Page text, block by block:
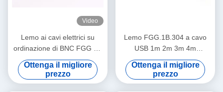
Video
Lemo ai cavi elettrici su
ordinazione di BNC FGG 0B
1B 2B 3B al maschio di BNC
ed al cavo femminile
Ottenga il migliore
prezzo
Lemo FGG.1B.304 a cavo
USB 1m 2m 3m 4m
lunghezza personalizzata
cavo dati OEM
Ottenga il migliore
prezzo